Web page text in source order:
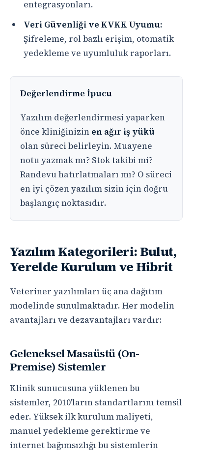
entegrasyonları.
Veri Güvenliği ve KVKK Uyumu:
Şifreleme, rol bazlı erişim, otomatik
yedekleme ve uyumluluk raporları.
Değerlendirme İpucu
Yazılım değerlendirmesi yaparken
önce kliniğinizin en ağır iş yükü
olan süreci belirleyin. Muayene
notu yazmak mı? Stok takibi mi?
Randevu hatırlatmaları mı? O süreci
en iyi çözen yazılım sizin için doğru
başlangıç noktasıdır.
Yazılım Kategorileri: Bulut,
Yerelde Kurulum ve Hibrit
Veteriner yazılımları üç ana dağıtım
modelinde sunulmaktadır. Her modelin
avantajları ve dezavantajları vardır:
Geleneksel Masaüstü (On-
Premise) Sistemler
Klinik sunucusuna yüklenen bu
sistemler, 2010'ların standartlarını temsil
eder. Yüksek ilk kurulum maliyeti,
manuel yedekleme gerektirme ve
internet bağımsızlığı bu sistemlerin